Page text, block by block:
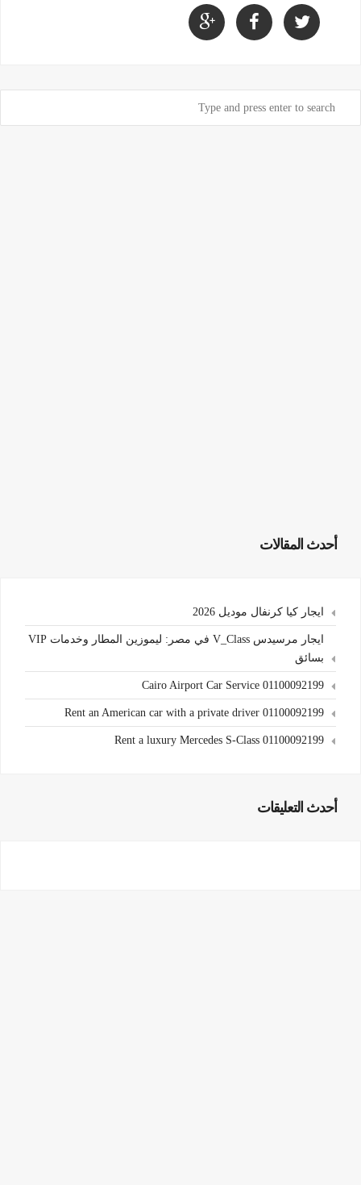
أحدث المقالات
ايجار كيا كرنفال موديل 2026
ايجار مرسيدس V_Class في مصر: ليموزين المطار وخدمات VIP
بسائق
Cairo Airport Car Service 01100092199
Rent an American car with a private driver 01100092199
Rent a luxury Mercedes S-Class 01100092199
أحدث التعليقات